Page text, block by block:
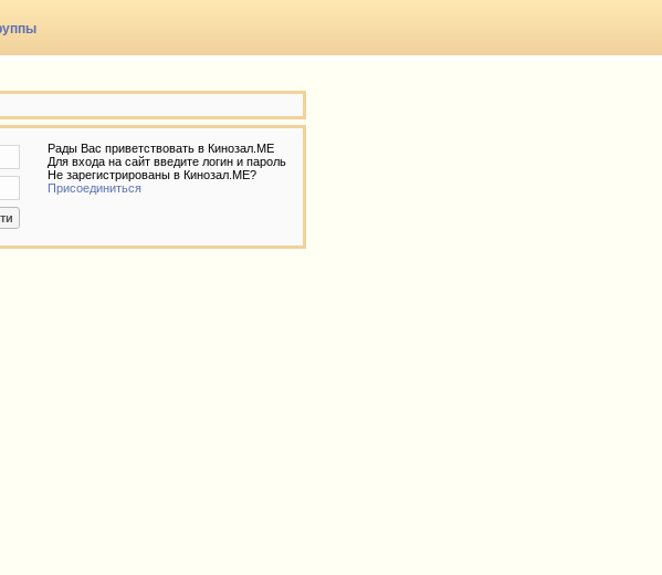
Рады Вас приветствовать в Кинозал.МЕ
Для входа на сайт введите логин и пароль
Не зарегистрированы в Кинозал.МЕ?
Присоединиться